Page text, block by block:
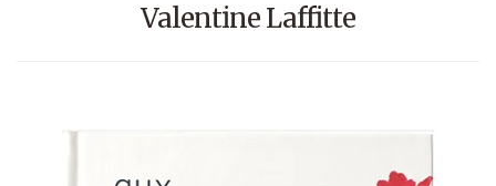
Valentine Laffitte